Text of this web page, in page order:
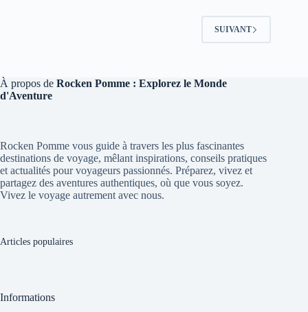
SUIVANT
À propos de Rocken Pomme : Explorez le Monde
d'Aventure
Rocken Pomme vous guide à travers les plus fascinantes
destinations de voyage, mêlant inspirations, conseils pratiques
et actualités pour voyageurs passionnés. Préparez, vivez et
partagez des aventures authentiques, où que vous soyez.
Vivez le voyage autrement avec nous.
Articles populaires
Informations